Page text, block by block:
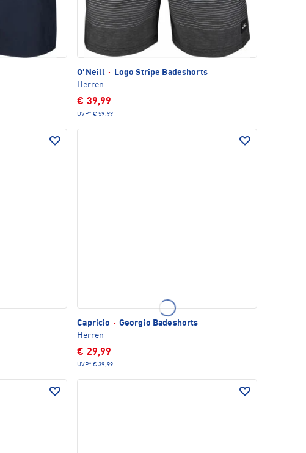
O'Neill ·
Logo Stripe Badeshorts
Herren
€ 39,99
UVP* € 59,99
Capricio · Georgio Badeshorts
Herren
€ 29,99
UVP* € 39,99